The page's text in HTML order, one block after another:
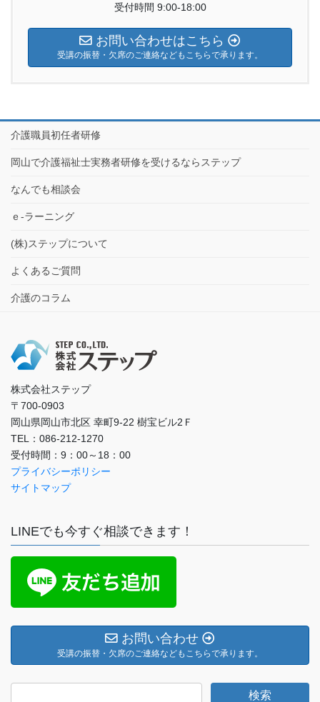
受付時間 9:00-18:00
お問い合わせはこちら
受講の振替・欠席のご連絡などもこちらで承ります。
介護職員初任者研修
岡山で介護福祉士実務者研修を受けるならステップ
なんでも相談会
ｅ-ラーニング
(株)ステップについて
よくあるご質問
介護のコラム
株式会社ステップ
〒700-0903
岡山県岡山市北区 幸町9-22 樹宝ビル2Ｆ
TEL：086-212-1270
受付時間：9：00～18：00
プライバシーポリシー
サイトマップ
LINEでも今すぐ相談できます！
お問い合わせ
受講の振替・欠席のご連絡などもこちらで承ります。